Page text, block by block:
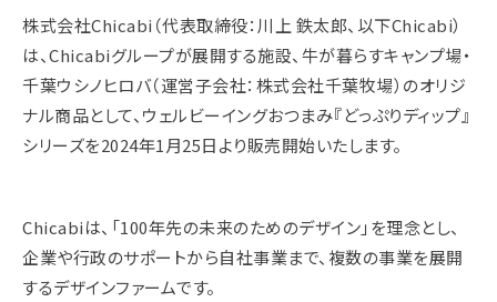
株式会社Chicabi（代表取締役：川上 鉄太郎、以下Chicabi）
は、Chicabiグループが展開する施設、牛が暮らすキャンプ場・
千葉ウシノヒロバ（運営子会社：株式会社千葉牧場）のオリジ
ナル商品として、ウェルビーイングおつまみ『どっぷりディップ』
シリーズを2024年1月25日より販売開始いたします。
Chicabiは、「100年先の未来のためのデザイン」を理念とし、
企業や行政のサポートから自社事業まで、複数の事業を展開
するデザインファームです。